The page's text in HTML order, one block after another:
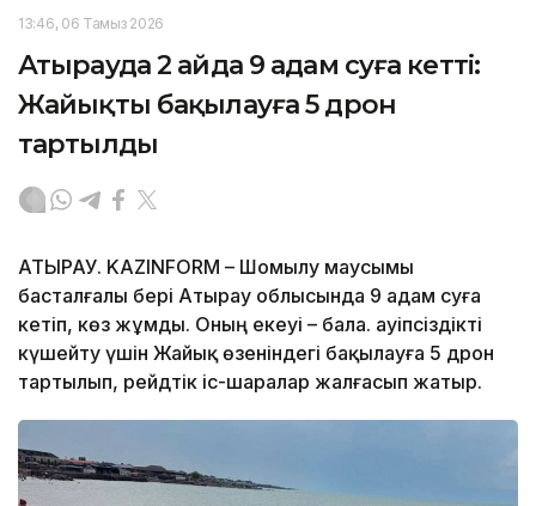
13:46, 06 Тамыз 2026
Атырауда 2 айда 9 адам суға кетті:
Жайықты бақылауға 5 дрон
тартылды
АТЫРАУ. KAZINFORM – Шомылу маусымы
басталғалы бері Атырау облысында 9 адам суға
кетіп, көз жұмды. Оның екеуі – бала. Қауіпсіздікті
күшейту үшін Жайық өзеніндегі бақылауға 5 дрон
тартылып, рейдтік іс-шаралар жалғасып жатыр.